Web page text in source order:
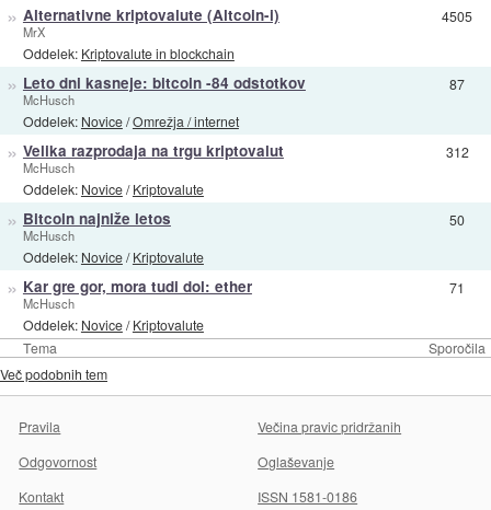
Tema Sporočila
» Alternativne kriptovalute (Altcoin-i)
MrX
Oddelek: Kriptovalute in blockchain
4505
» Leto dni kasneje: bitcoin -84 odstotkov
McHusch
Oddelek: Novice/Omrežja / internet
87
» Velika razprodaja na trgu kriptovalut
McHusch
Oddelek: Novice/Kriptovalute
312
» Bitcoin najniže letos
McHusch
Oddelek: Novice/Kriptovalute
50
» Kar gre gor, mora tudi dol: ether
McHusch
Oddelek: Novice/Kriptovalute
71
Več podobnih tem
Pravila
Večina pravic pridržanih
Odgovornost
Oglaševanje
Kontakt
ISSN 1581-0186